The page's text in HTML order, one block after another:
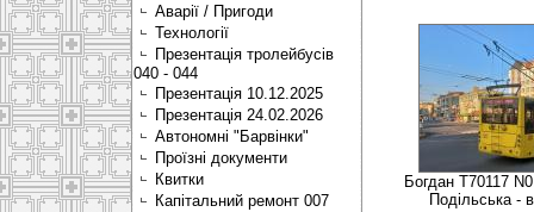
Аварії / Пригоди
Технології
Презентація тролейбусів
040 - 044
Презентація 10.12.2025
Презентація 24.02.2026
Автономні "Барвінки"
Проїзні документи
Квитки
Капітальний ремонт 007
Богдан Т70117
Подільська -